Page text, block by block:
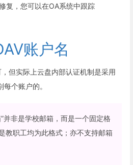
复，您可以在OA系统中跟踪
账户名
但实际上云盘内部认证机制是采用
每个账户的。
并非是学校邮箱，而是一个固定格
教职工均为此格式；亦不支持邮箱